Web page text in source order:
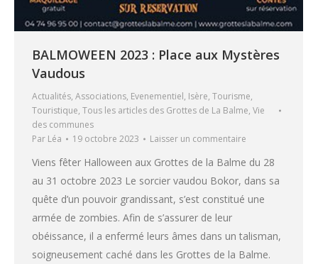
BALMOWEEN 2023 : Place aux Mystères
Vaudous
Actualités, Associations, Evenementiel, Isère, Tourisme,
Touristique, Tous les articles des Grottes de La Balme, Vie
des communes
Par Léa 19 octobre 2023 Laisser un commentaire
Viens fêter Halloween aux Grottes de la Balme du 28
au 31 octobre 2023 Le sorcier vaudou Bokor, dans sa
quête d’un pouvoir grandissant, s’est constitué une
armée de zombies. Afin de s’assurer de leur
obéissance, il a enfermé leurs âmes dans un talisman,
soigneusement caché dans les Grottes de la Balme.